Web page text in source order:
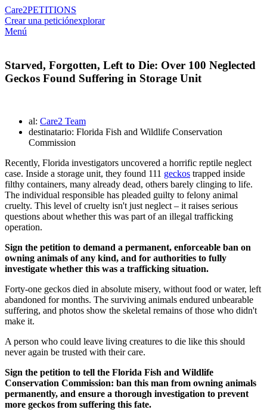
Care2PETITIONS
Crear una peticiónexplorar
Menú
Starved, Forgotten, Left to Die: Over 100 Neglected
Geckos Found Suffering in Storage Unit
al: Care2 Team
destinatario: Florida Fish and Wildlife Conservation
Commission
Recently, Florida investigators uncovered a horrific reptile neglect
case. Inside a storage unit, they found 111 geckos trapped inside
filthy containers, many already dead, others barely clinging to life.
The individual responsible has pleaded guilty to felony animal
cruelty. This level of cruelty isn't just neglect – it raises serious
questions about whether this was part of an illegal trafficking
operation.
Sign the petition to demand a permanent, enforceable ban on
owning animals of any kind, and for authorities to fully
investigate whether this was a trafficking situation.
Forty-one geckos died in absolute misery, without food or water, left
abandoned for months. The surviving animals endured unbearable
suffering, and photos show the skeletal remains of those who didn't
make it.
A person who could leave living creatures to die like this should
never again be trusted with their care.
Sign the petition to tell the Florida Fish and Wildlife
Conservation Commission: ban this man from owning animals
permanently, and ensure a thorough investigation to prevent
more geckos from suffering this fate.